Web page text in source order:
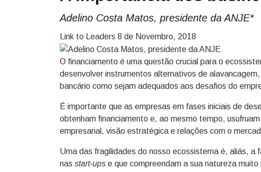
Adelino Costa Matos, presidente da ANJE*
Link to Leaders 8 de Novembro, 2018
O financiamento é uma questão crucial para o
desenvolver instrumentos alternativos de
bancário como sejam adequados aos desafios do
É importante que as empresas em fases iniciais de
obtenham financiamento e, ao mesmo tempo,
empresarial, visão estratégica e relações com o
Uma das fragilidades do nosso ecossistema é, aliás,
nas start-ups e que compreendam a sua natureza